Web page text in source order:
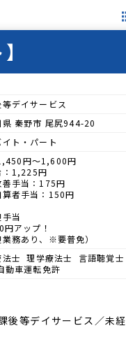
デイサービス
県 秦野市 尾尻944-20
ト・パート
円～1,600円
：1,225円
善手当：175円
算者手当：150円
当
円アップ！
務あり、※要普免）
法士 理学療法士 言語聴覚士
動車運転免許
等デイサービス／未経